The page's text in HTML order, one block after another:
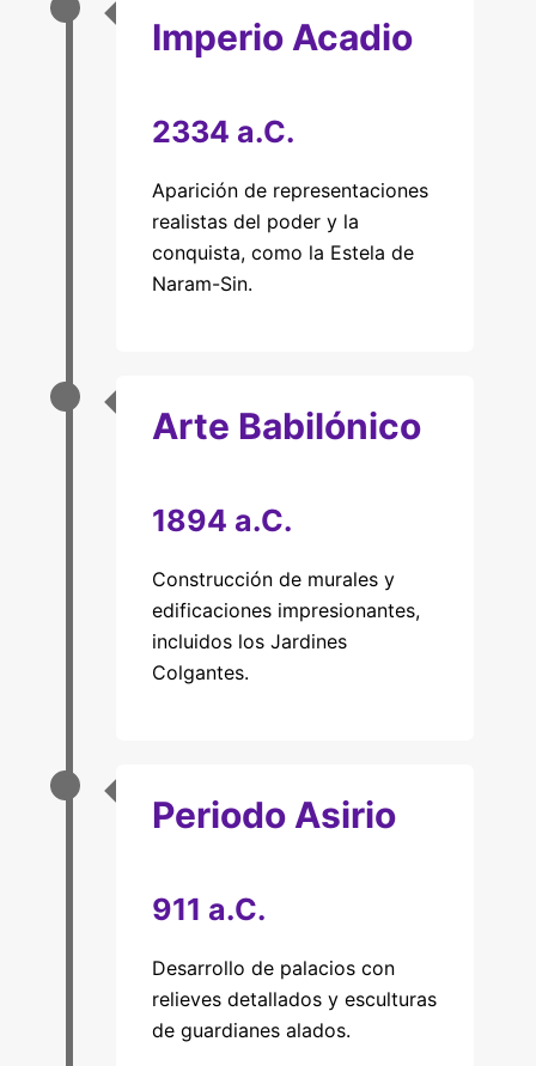
Imperio Acadio
2334 a.C.
Aparición de representaciones
realistas del poder y la
conquista, como la Estela de
Naram-Sin.
Arte Babilónico
1894 a.C.
Construcción de murales y
edificaciones impresionantes,
incluidos los Jardines
Colgantes.
Periodo Asirio
911 a.C.
Desarrollo de palacios con
relieves detallados y esculturas
de guardianes alados.